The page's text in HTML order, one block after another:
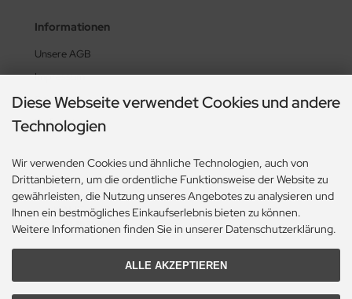
Informationen
Unsere AGB
Impressum
Sitemap
Lieferzeit
Zahlungsmethoden
Diese Webseite verwendet Cookies und andere
Technologien
Wir verwenden Cookies und ähnliche Technologien, auch von
Drittanbietern, um die ordentliche Funktionsweise der Website zu
gewährleisten, die Nutzung unseres Angebotes zu analysieren und
Ihnen ein bestmögliches Einkaufserlebnis bieten zu können.
Weitere Informationen finden Sie in unserer Datenschutzerklärung.
ALLE AKZEPTIEREN